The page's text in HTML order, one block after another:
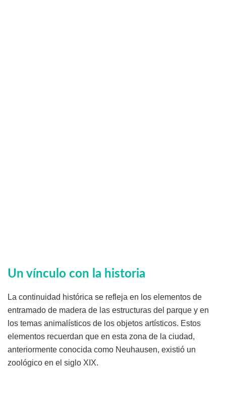
Un vínculo con la historia
La continuidad histórica se refleja en los elementos de
entramado de madera de las estructuras del parque y en
los temas animalísticos de los objetos artísticos. Estos
elementos recuerdan que en esta zona de la ciudad,
anteriormente conocida como Neuhausen, existió un
zoológico en el siglo XIX.